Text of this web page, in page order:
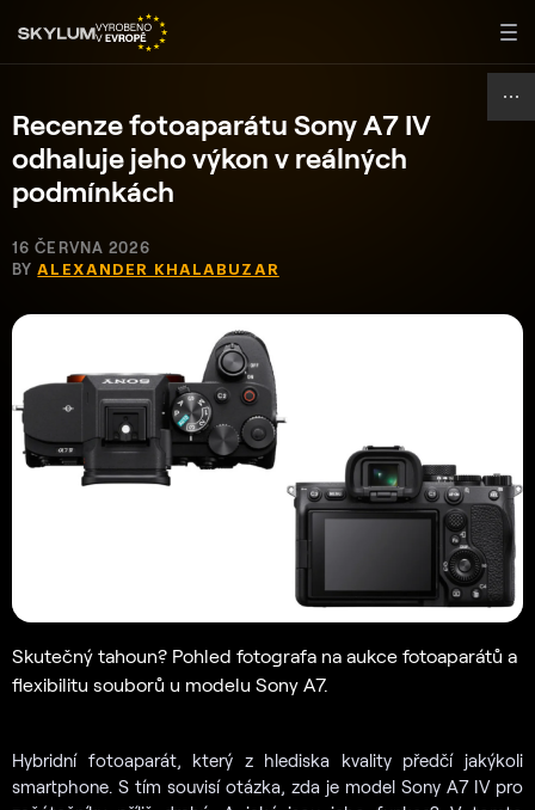
Recenze fotoaparátu Sony A7 IV
odhaluje jeho výkon v reálných
podmínkách
16 ČERVNA 2026
BYALEXANDER KHALABUZAR
Skutečný tahoun? Pohled fotografa na aukce fotoaparátů a
flexibilitu souborů u modelu Sony A7.
Hybridní fotoaparát, který z hlediska kvality předčí jakýkoli
smartphone. S tím souvisí otázka, zda je model Sony A7 IV pro